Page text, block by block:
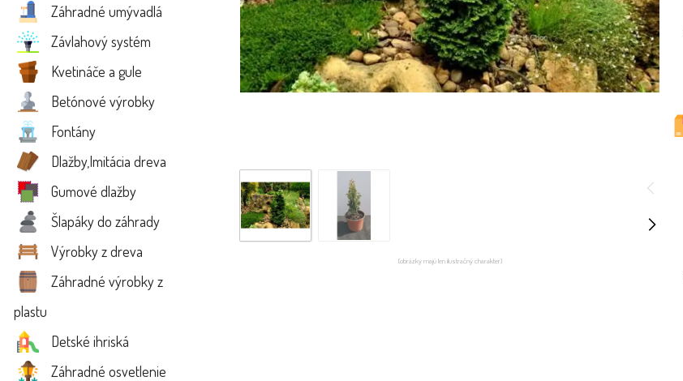
Záhradné umývadlá
Závlahový systém
Kvetináče a gule
Betónové výrobky
Fontány
Dlažby,Imitácia dreva
Gumové dlažby
Šlapáky do záhrady
Výrobky z dreva
Záhradné výrobky z
plastu
Detské ihriská
Záhradné osvetlenie
(obrázky majú len ilustračný charakter)